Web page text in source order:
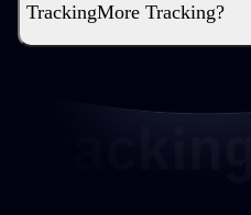
TrackingMore Tracking?